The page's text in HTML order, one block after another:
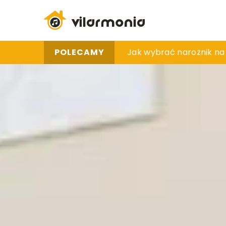
POLECAMY Jak skuteczne metody
Jak wybrać narożnik
Jakie korzyści niesie ze